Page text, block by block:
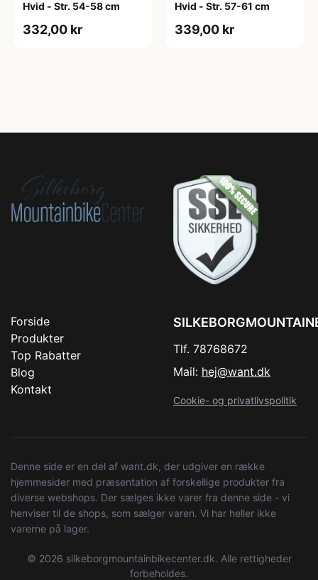
Hvid - Str. 54-58 cm
332,00 kr
Hvid - Str. 57-61 cm
339,00 kr
Forside
Produkter
Top Rabatter
Blog
Kontakt
Tlf. 78768672
Mail: hej@want.dk
Cookie- og privatlivspolitik
Denne side er en del af want.dk, der udgiver en række
hjemmesider med præsentation af forskellige produkter fra
diverse webshops. Der sælges ikke varer fra denne side - vi
henviser til de shops, som sælger varen. Vi har heller ikke
varerne på lager.
© 2026 silkeborgmountainbikecenter.dk. Alle rettigheder
forbeholdes.